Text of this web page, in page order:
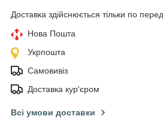
Доставка здійснюється тільки по
Нова Пошта
Укрпошта
Самовивіз
Доставка кур'єром
Всі умови доставки